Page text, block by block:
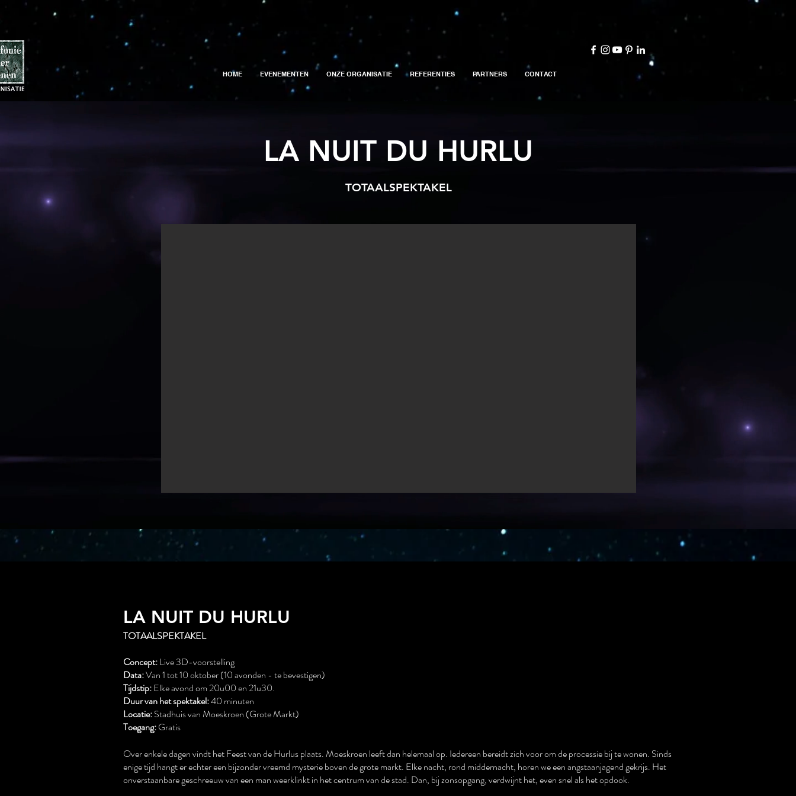
HOME EVENEMENTEN ONZE ORGANISATIE REFERENTIES PARTNERS CONTACT
LA NUIT DU HURLU
TOTAALSPEKTAKEL
LA NUIT DU HURLU
TOTAALSPEKTAKEL
Concept:Live 3D-voorstelling
Data:Van 1 tot 10 oktober (10 avonden - te bevestigen)
Tijdstip:Elke avond om 20u00 en 21u30.
Duur van het spektakel:40 minuten
Locatie:Stadhuis van Moeskroen (Grote Markt)
Toegang:Gratis
Over enkele dagen vindt het Feest van de Hurlus plaats. Moeskroen leeft dan helemaal op. Iedereen bereidt zich voor om de processie bij te wonen. Sinds
enige tijd hangt er echter een bijzonder vreemd mysterie boven de grote markt. Elke nacht, rond middernacht, horen we een angstaanjagend gekrijs. Het
onverstaanbare geschreeuw van een man weerklinkt in het centrum van de stad. Dan, bij zonsopgang, verdwijnt het, even snel als het opdook.